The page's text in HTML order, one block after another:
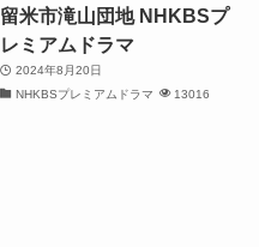
留米市滝山団地 NHKBSプ
レミアムドラマ
2024年8月20日
NHKBSプレミアムドラマ
13016